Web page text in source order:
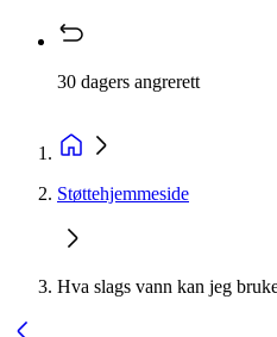
30 dagers angrerett
Støttehjemmeside
Hva slags vann kan jeg